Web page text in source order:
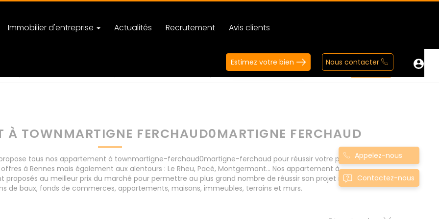
Immobilier d'entreprise Actualités Recrutement Avis clients
Estimez votre bien Nous contacter
À TOWNMARTIGNE FERCHAUD0MARTIGNE FERCHAUD
tous nos appartement à townmartigne-ferchaud0martigne-ferchaud pour réussir votre projet
à Rennes mais également aux alentours : Le Rheu, Pacé, Montgermont... Nos appartement à
au meilleur prix du marché pour permettre au plus grand nombre de réussir son projet immobilier.
de baux, fonds de commerces, appartements, maisons, immeubles, terrains et murs.
Appelez-nous
Contactez-nous